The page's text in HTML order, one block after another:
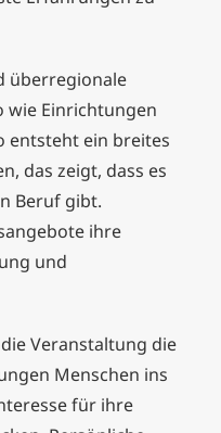
überregionale
wie Einrichtungen
entsteht ein breites
das zeigt, dass es
Beruf gibt.
ihre
und
Veranstaltung die
Menschen ins
für ihre